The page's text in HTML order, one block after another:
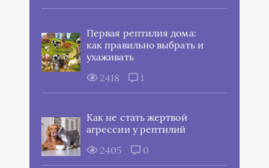
Первая рептилия дома:
как правильно выбрать и
ухаживать
2418
1
Как не стать жертвой
агрессии у рептилий
2405
0